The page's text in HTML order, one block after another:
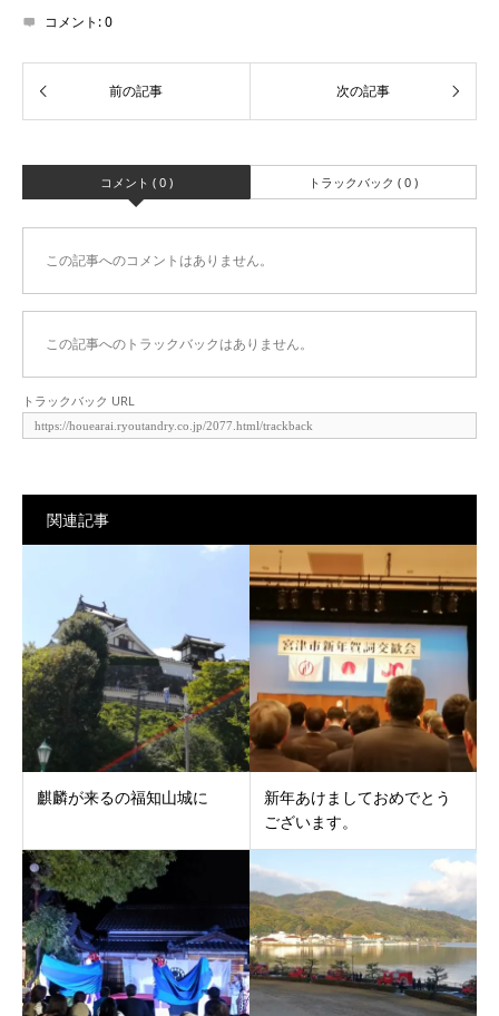
コメント:0
コメント ( 0 ) トラックバック ( 0 )
この記事へのコメントはありません。
この記事へのトラックバックはありません。
トラックバック URL
関連記事
麒麟が来るの福知山城に
新年あけましておめでとう
ございます。